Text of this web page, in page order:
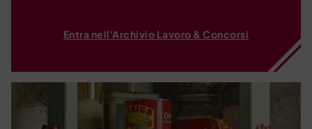
Entra nell'Archivio Lavoro & Concorsi